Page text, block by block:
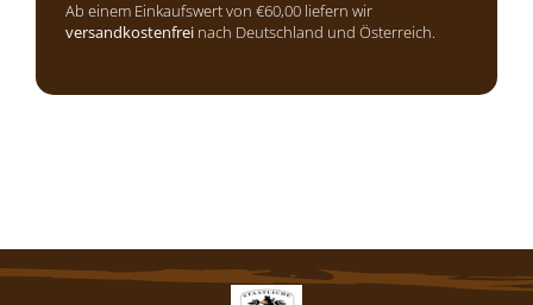
Ab einem Einkaufswert von €60,00 liefern wir
versandkostenfrei nach Deutschland und Österreich.